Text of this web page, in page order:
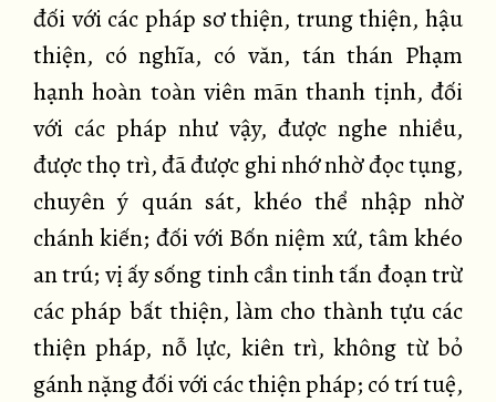
đối với các pháp sơ thiện, trung thiện, hậu
thiện, có nghĩa, có văn, tán thán Phạm
hạnh hoàn toàn viên mãn thanh tịnh, đối
với các pháp như vậy, được nghe nhiều,
được thọ trì, đã được ghi nhớ nhờ đọc tụng,
chuyên ý quán sát, khéo thể nhập nhờ
chánh kiến; đối với Bốn niệm xứ, tâm khéo
an trú; vị ấy sống tinh cần tinh tấn đoạn trừ
các pháp bất thiện, làm cho thành tựu các
thiện pháp, nỗ lực, kiên trì, không từ bỏ
gánh nặng đối với các thiện pháp; có trí tuệ,